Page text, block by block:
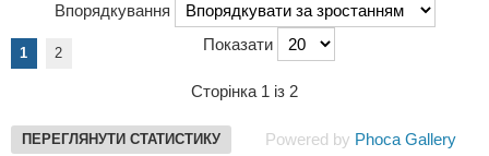
Впорядкування
Показати
1 2
Сторінка 1 із 2
ПЕРЕГЛЯНУТИ СТАТИСТИКУ Powered by Phoca Gallery